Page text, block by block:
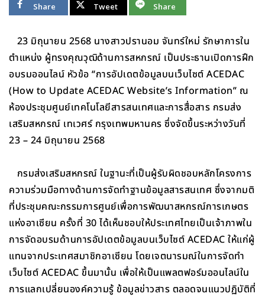
Share Tweet Share
23 มิถุนายน 2568 นางสาวปรานอม จันทร์ใหม่ รักษาการใน
ตำแหน่ง ผู้ทรงคุณวุฒิด้านการสหกรณ์ เป็นประธานเปิดการฝึก
อบรมออนไลน์ หัวข้อ “การอัปเดตข้อมูลบนเว็บไซต์ ACEDAC
(How to Update ACEDAC Website’s Information” ณ
ห้องประชุมศูนย์เทคโนโลยีสารสนเทศและการสื่อสาร กรมส่ง
เสริมสหกรณ์ เทเวศร์ กรุงเทพมหานคร ซึ่งจัดขึ้นระหว่างวันที่
23 – 24 มิถุนายน 2568
กรมส่งเสริมสหกรณ์ ในฐานะที่เป็นผู้รับผิดชอบหลักโครงการ
ความร่วมมือทางด้านการจัดทำฐานข้อมูลสารสนเทศ ซึ่งจากมติ
ที่ประชุมคณะกรรมการศูนย์เพื่อการพัฒนาสหกรณ์การเกษตร
แห่งอาเซียน ครั้งที่ 30 ได้เห็นชอบให้ประเทศไทยเป็นเจ้าภาพใน
การจัดอบรมด้านการอัปเดตข้อมูลบนเว็บไซต์ ACEDAC ให้แก่ผู้
แทนจากประเทศสมาชิกอาเซียน โดยเจตนารมณ์ในการจัดทำ
เว็บไซต์ ACEDAC ขึ้นมานั้น เพื่อให้เป็นแพลตฟอร์มออนไลน์ใน
การแลกเปลี่ยนองค์ความรู้ ข้อมูลข่าวสาร ตลอดจนแนวปฏิบัติที่